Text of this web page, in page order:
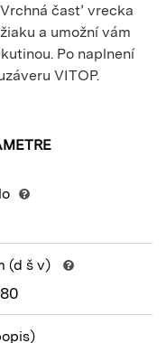
časť vrecka
a umožní vám
Po naplnení
VITOP.
(d š v)